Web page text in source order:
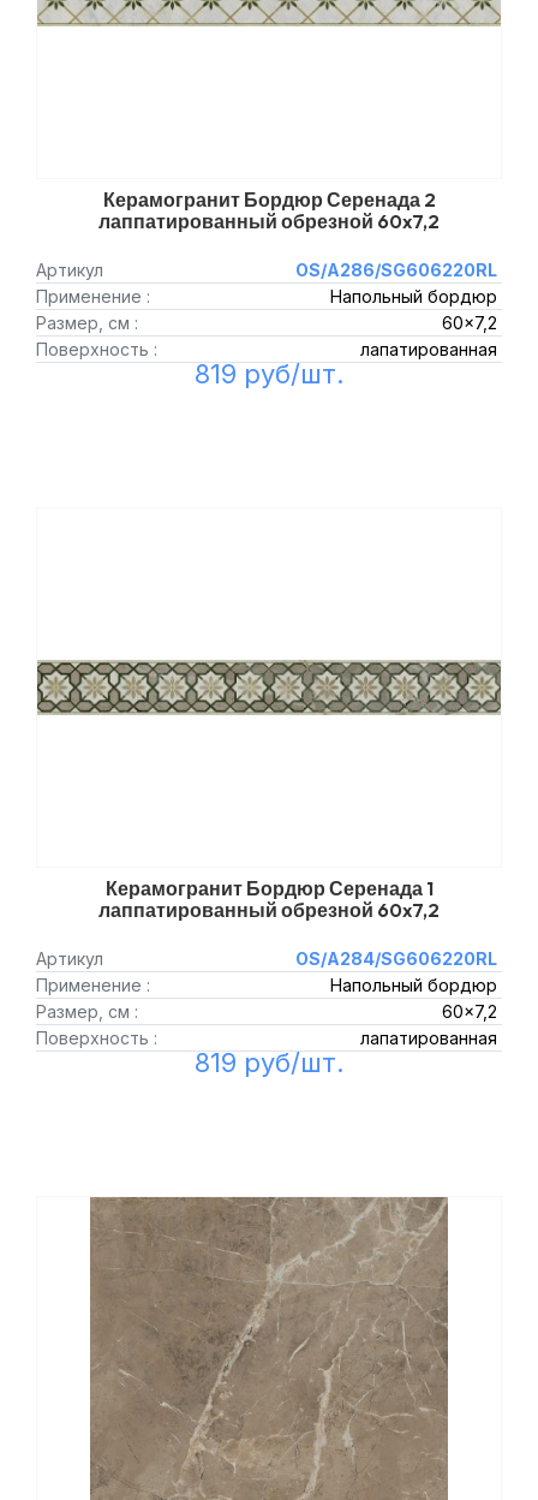
Керамогранит Бордюр Серенада 2
лаппатированный обрезной 60x7,2
Артикул
OS/A286/SG606220RL
Применение :
Напольный бордюр
Размер, см :
60x7,2
Поверхность :
лапатированная
819 руб/шт.
Керамогранит Бордюр Серенада 1
лаппатированный обрезной 60x7,2
Артикул
OS/A284/SG606220RL
Применение :
Напольный бордюр
Размер, см :
60x7,2
Поверхность :
лапатированная
819 руб/шт.